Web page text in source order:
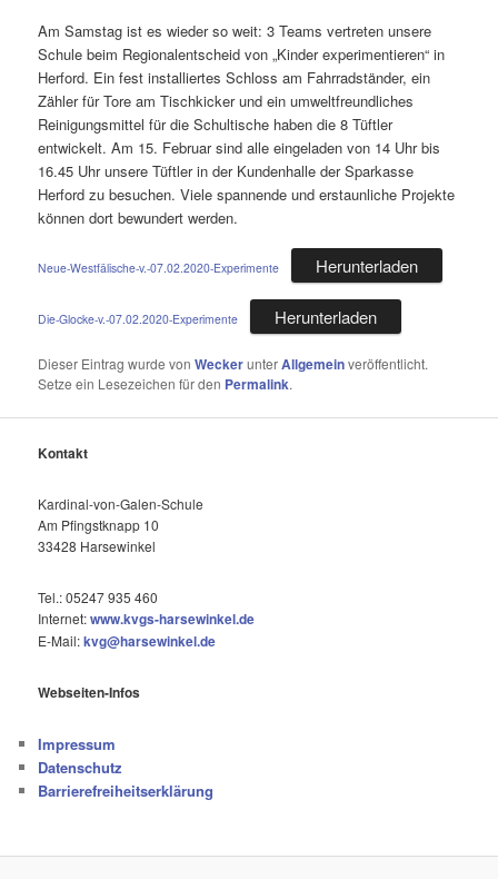
Am Samstag ist es wieder so weit: 3 Teams vertreten unsere
Schule beim Regionalentscheid von „Kinder experimentieren“ in
Herford. Ein fest installiertes Schloss am Fahrradständer, ein
Zähler für Tore am Tischkicker und ein umweltfreundliches
Reinigungsmittel für die Schultische haben die 8 Tüftler
entwickelt. Am 15. Februar sind alle eingeladen von 14 Uhr bis
16.45 Uhr unsere Tüftler in der Kundenhalle der Sparkasse
Herford zu besuchen. Viele spannende und erstaunliche Projekte
können dort bewundert werden.
Neue-Westfälische-v.-07.02.2020-Experimente Herunterladen
Die-Glocke-v.-07.02.2020-Experimente Herunterladen
Dieser Eintrag wurde vonWeckerunterAllgemeinveröffentlicht.
Setze ein Lesezeichen für den Permalink.
Kontakt
Kardinal-von-Galen-Schule
Am Pfingstknapp 10
33428 Harsewinkel
Tel.: 05247 935 460
Internet:www.kvgs-harsewinkel.de
E-Mail:kvg@harsewinkel.de
Webseiten-Infos
Impressum
Datenschutz
Barrierefreiheitserklärung